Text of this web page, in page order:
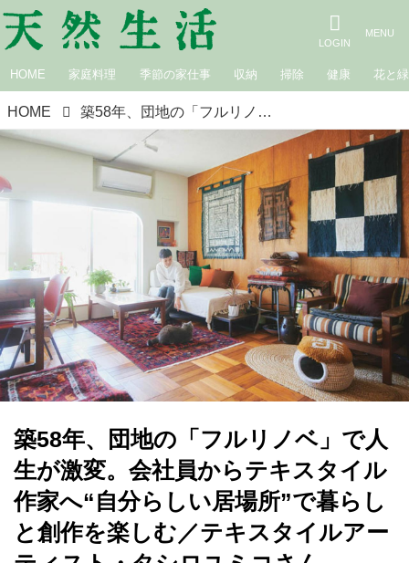
HOME 家庭料理 季節の家仕事 収納 掃除 健康 花と緑
HOME 築58年、団地の「フルリノベ」で人生が激変。会社員からテキスタイル作家へ“自分らしい居場所”で暮らしと創作を楽しむ／テキスタイルアーティスト・タシロユミコさん
築58年、団地の「フルリノベ」で人
生が激変。会社員からテキスタイル
作家へ“自分らしい居場所”で暮らし
と創作を楽しむ／テキスタイルアー